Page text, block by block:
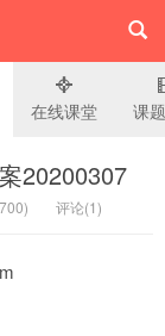
在线课堂 课
20200307
700) 评论(1)